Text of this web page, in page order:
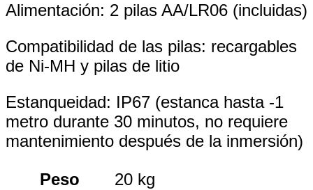
Alimentación: 2 pilas AA/LR06 (incluidas)
Compatibilidad de las pilas: recargables
de Ni-MH y pilas de litio
Estanqueidad: IP67 (estanca hasta -1
metro durante 30 minutos, no requiere
mantenimiento después de la inmersión)
Peso
20 kg